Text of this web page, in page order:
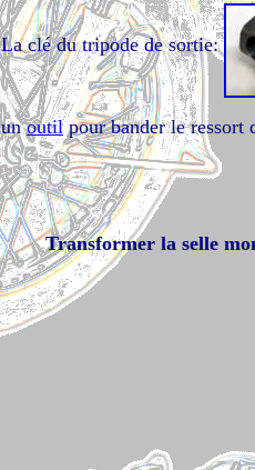
La clé du tripode de sortie:
unoutilpour bander le ressort
Transformer la selle